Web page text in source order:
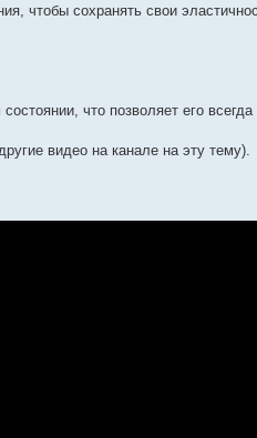
чтобы сохранять свои
что позволяет его
видео на канале на эту тему).